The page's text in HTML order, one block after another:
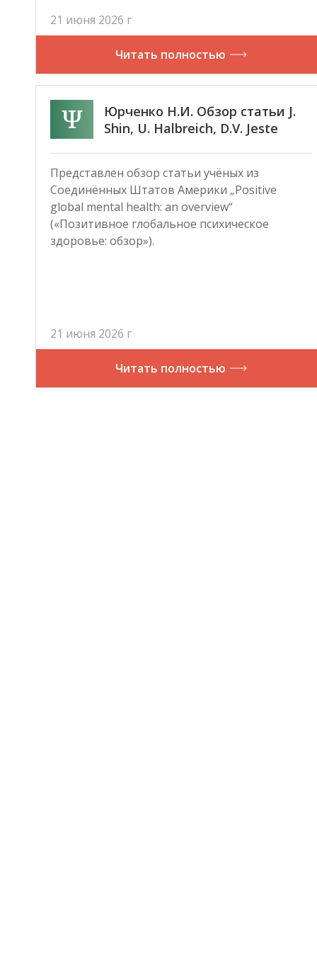
21 июня 2026 г
Читать полностью
Юрченко Н.И. Обзор статьи J.
Shin, U. Halbreich, D.V. Jeste
Представлен обзор статьи учёных из
Соединённых Штатов Америки „Positive
global mental health: an overview“
(«Позитивное глобальное психическое
здоровье: обзор»).
21 июня 2026 г
Читать полностью